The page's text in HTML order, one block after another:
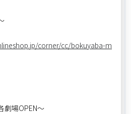
corner/cc/bokuyaba-m
劇場OPEN～